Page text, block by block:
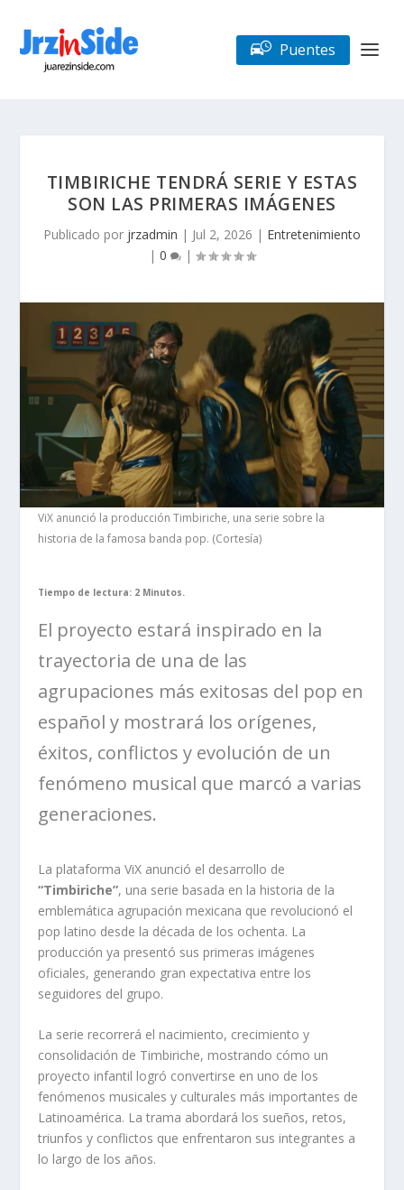
Puentes
TIMBIRICHE TENDRÁ SERIE Y ESTAS
SON LAS PRIMERAS IMÁGENES
Publicado por jrzadmin | Jul 2, 2026 | Entretenimiento
| 0 |
ViX anunció la producción Timbiriche, una serie sobre la
historia de la famosa banda pop. (Cortesía)
Tiempo de lectura: 2 Minutos.
El proyecto estará inspirado en la
trayectoria de una de las
agrupaciones más exitosas del pop en
español y mostrará los orígenes,
éxitos, conflictos y evolución de un
fenómeno musical que marcó a varias
generaciones.
La plataforma ViX anunció el desarrollo de
“Timbiriche”, una serie basada en la historia de la
emblemática agrupación mexicana que revolucionó el
pop latino desde la década de los ochenta. La
producción ya presentó sus primeras imágenes
oficiales, generando gran expectativa entre los
seguidores del grupo.
La serie recorrerá el nacimiento, crecimiento y
consolidación de Timbiriche, mostrando cómo un
proyecto infantil logró convertirse en uno de los
fenómenos musicales y culturales más importantes de
Latinoamérica. La trama abordará los sueños, retos,
triunfos y conflictos que enfrentaron sus integrantes a
lo largo de los años.